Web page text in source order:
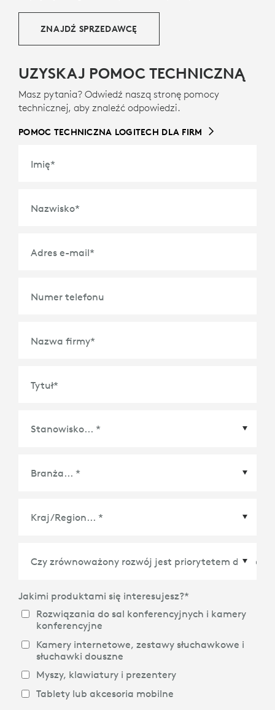
ZNAJDŹ SPRZEDAWCĘ
UZYSKAJ POMOC TECHNICZNĄ
Masz pytania? Odwiedź naszą stronę pomocy
technicznej, aby znaleźć odpowiedzi.
POMOC TECHNICZNA LOGITECH DLA FIRM
Imię*
Nazwisko*
Adres e-mail*
Numer telefonu
Nazwa firmy*
Tytuł*
Kraj/Region
Jakimi produktami się interesujesz?*
Rozwiązania do sal konferencyjnych i kamery
konferencyjne
Kamery internetowe, zestawy słuchawkowe i
słuchawki douszne
Myszy, klawiatury i prezentery
Tablety lub akcesoria mobilne